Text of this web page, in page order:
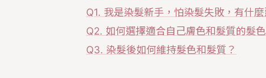
Q1. 我是染髮新手，怕染髮失敗，有什麼
Q2. 如何選擇適合自己膚色和髮質的髮色
Q3. 染髮後如何維持髮色和髮質？